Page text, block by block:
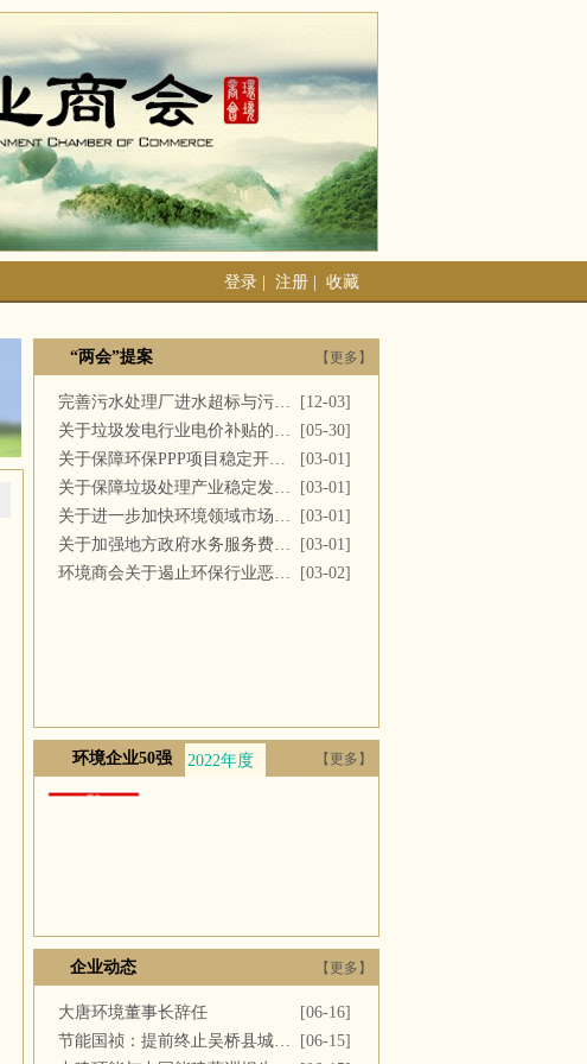
登录 注册
收藏
“两会”提案 【更多】
完善污水处理厂进水超标与污泥处置
[12-03]
关于垃圾发电行业电价补贴的建议
[05-30]
关于保障环保PPP项目稳定开展的提案
[03-01]
关于保障垃圾处理产业稳定发展的议案
[03-01]
关于进一步加快环境领域市场化改革的议案
[03-01]
关于加强地方政府水务服务费用支付的议案
[03-01]
环境商会关于遏止环保行业恶性竞争的提案
[03-02]
环境企业50强 2022年度 2021年度 2020年度
【更多】
企业动态 【更多】
大唐环境董事长辞任
[06-16]
节能国祯：提前终止吴桥县城区污水处理厂PPP项目合同
[06-15]